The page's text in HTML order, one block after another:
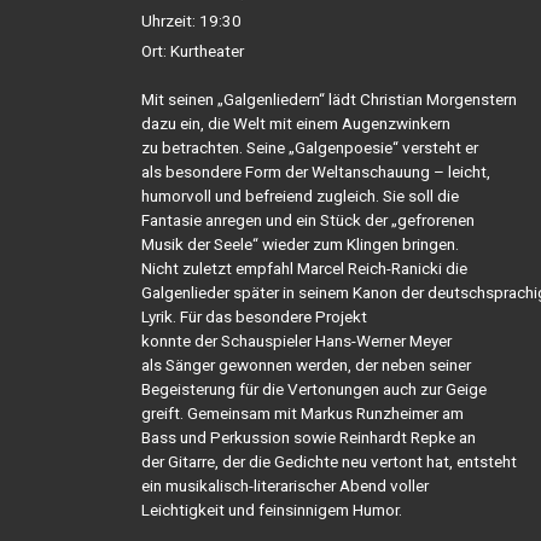
Uhrzeit: 19:30
Ort: Kurtheater
Mit seinen „Galgenliedern“ lädt Christian Morgenstern
dazu ein, die Welt mit einem Augenzwinkern
zu betrachten. Seine „Galgenpoesie“ versteht er
als besondere Form der Weltanschauung – leicht,
humorvoll und befreiend zugleich. Sie soll die
Fantasie anregen und ein Stück der „gefrorenen
Musik der Seele“ wieder zum Klingen bringen.
Nicht zuletzt empfahl Marcel Reich-Ranicki die
Galgenlieder später in seinem Kanon der
Lyrik. Für das besondere Projekt
konnte der Schauspieler Hans-Werner Meyer
als Sänger gewonnen werden, der neben seiner
Begeisterung für die Vertonungen auch zur Geige
greift. Gemeinsam mit Markus Runzheimer am
Bass und Perkussion sowie Reinhardt Repke an
der Gitarre, der die Gedichte neu vertont hat, entsteht
ein musikalisch-literarischer Abend voller
Leichtigkeit und feinsinnigem Humor.